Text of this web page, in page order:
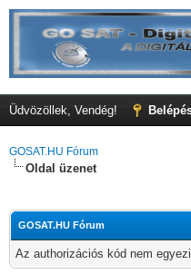
Üdvözöllek, Vendég!
GOSAT.HU Fórum
Oldal üzenet
GOSAT.HU Fórum
Az authorizációs kód nem